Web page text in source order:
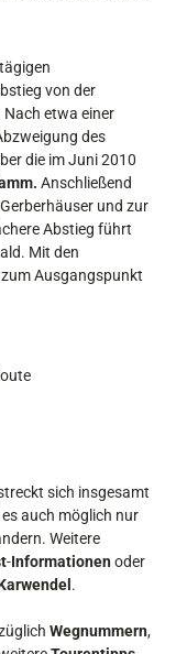
von der
Nach etwa einer
des
die im Juni 2010
Anschließend
und zur
Ab­stieg führt
Mit den
Ausgangs­punkt
sich insgesamt
auch möglich nur
Weitere
-Informationenoder
.
Wegnummern,